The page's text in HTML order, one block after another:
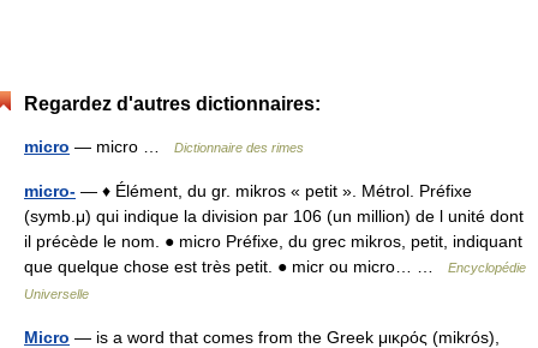
Regardez d'autres dictionnaires:
micro — micro … Dictionnaire des rimes
micro- — ♦ Élément, du gr. mikros « petit ». Métrol. Préfixe
(symb.μ) qui indique la division par 106 (un million) de l unité dont
il précède le nom. ● micro Préfixe, du grec mikros, petit, indiquant
que quelque chose est très petit. ● micr ou micro… …
Encyclopédie
Universelle
Micro — is a word that comes from the Greek μικρός (mikrós),